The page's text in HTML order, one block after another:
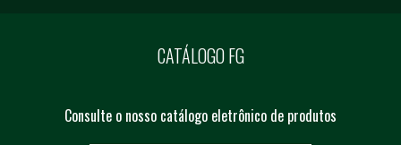
CATÁLOGO FG
Consulte o nosso catálogo eletrônico de produtos